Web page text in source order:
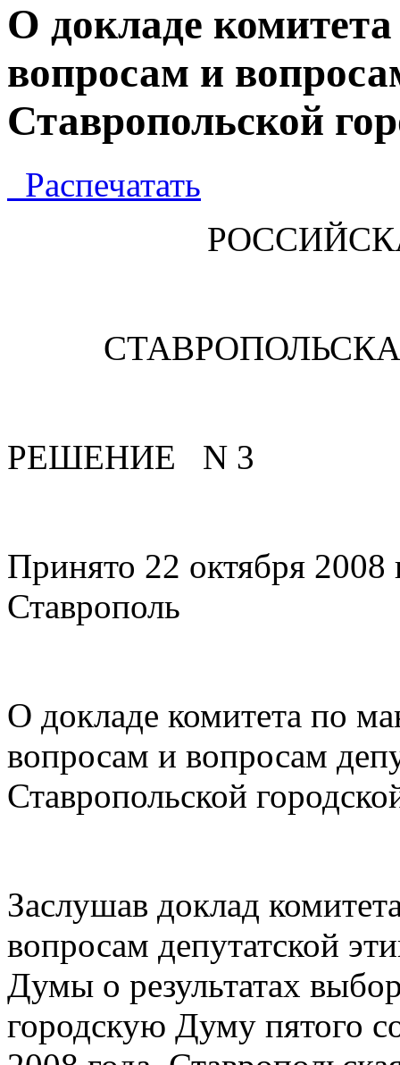
О докладе
вопросам и
Ставропольской
Распечатать
РЕШЕНИЕ N 3
Принято 22 октября
Ставрополь
О докладе комитета по
вопросам и вопросам
Ставропольской
Заслушав доклад
вопросам депутатской
Думы о результатах
городскую Думу пятого